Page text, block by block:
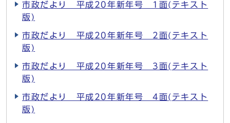
市政だより 平成20年新年号 1面(テキスト
版)
市政だより 平成20年新年号 2面(テキスト
版)
市政だより 平成20年新年号 3面(テキスト
版)
市政だより 平成20年新年号 4面(テキスト
版)